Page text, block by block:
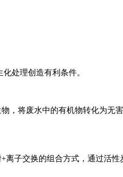
处理创造有利条件。
，将废水中的有机物转化为无
+离子交换的组合方式，通过活